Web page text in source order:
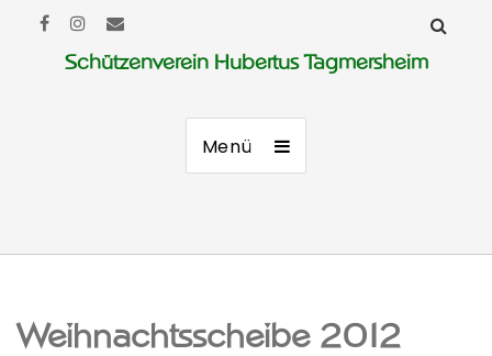
Schützenverein Hubertus Tagmersheim
Menü
Weihnachtsscheibe 2012